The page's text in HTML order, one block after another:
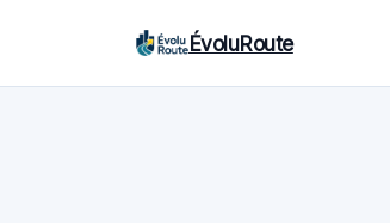
ÉvoluRoute